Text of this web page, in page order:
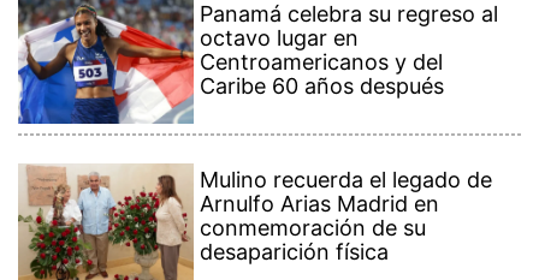
Panamá celebra su regreso al
octavo lugar en
Centroamericanos y del
Caribe 60 años después
Mulino recuerda el legado de
Arnulfo Arias Madrid en
conmemoración de su
desaparición física